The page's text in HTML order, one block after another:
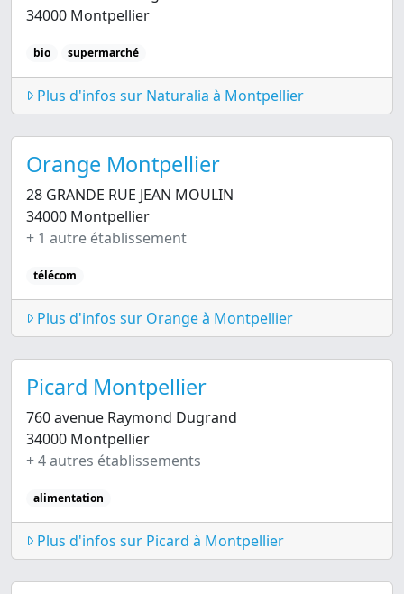
34000 Montpellier
bio supermarché
Plus d'infos sur Naturalia à Montpellier
Orange Montpellier
28 GRANDE RUE JEAN MOULIN
34000 Montpellier
+ 1 autre établissement
télécom
Plus d'infos sur Orange à Montpellier
Picard Montpellier
760 avenue Raymond Dugrand
34000 Montpellier
+ 4 autres établissements
alimentation
Plus d'infos sur Picard à Montpellier